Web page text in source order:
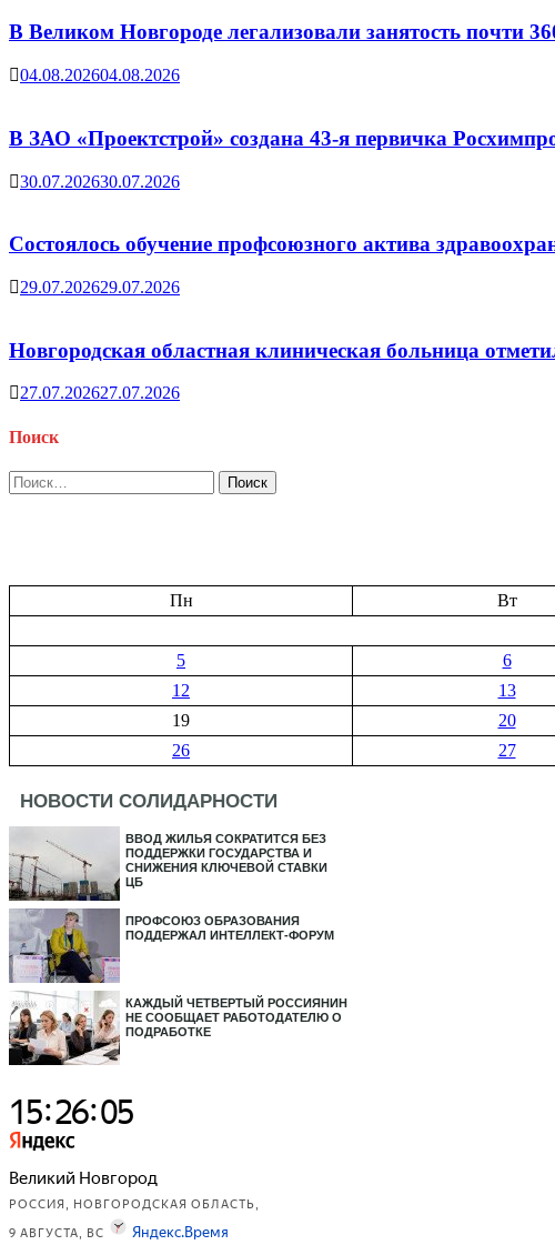
В Великом Новгороде легализовали занятость почти
04.08.202604.08.2026
В ЗАО «Проектстрой» создана 43-я первичка
30.07.202630.07.2026
Состоялось обучение профсоюзного актива
29.07.202629.07.2026
Новгородская областная клиническая больница
27.07.202627.07.2026
Поиск
Найти:
Пн
Вт
5
6
12
13
19
20
26
27
НОВОСТИ СОЛИДАРНОСТИ
ВВОД ЖИЛЬЯ СОКРАТИТСЯ БЕЗ
ПОДДЕРЖКИ ГОСУДАРСТВА И
СНИЖЕНИЯ КЛЮЧЕВОЙ СТАВКИ
ЦБ
ПРОФСОЮЗ ОБРАЗОВАНИЯ
ПОДДЕРЖАЛ ИНТЕЛЛЕКТ-ФОРУМ
КАЖДЫЙ ЧЕТВЕРТЫЙ РОССИЯНИН
НЕ СООБЩАЕТ РАБОТОДАТЕЛЮ О
ПОДРАБОТКЕ